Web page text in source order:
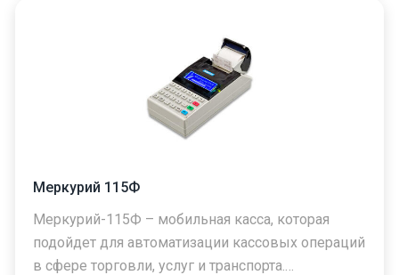
Меркурий 115Ф
Меркурий-115Ф – мобильная касса, которая
подойдет для автоматизации кассовых операций
в сфере торговли, услуг и транспорта.…